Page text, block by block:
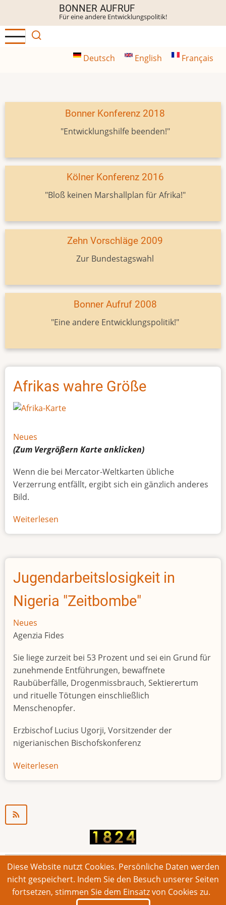
Inhalt
BONNER AUFRUF
Für eine andere Entwicklungspolitik!
Deutsch English Français
Bonner Konferenz 2018
"Entwicklungshilfe beenden!"
Kölner Konferenz 2016
"Bloß keinen Marshallplan für Afrika!"
Zehn Vorschläge 2009
Zur Bundestagswahl
Bonner Aufruf 2008
"Eine andere Entwicklungspolitik!"
Afrikas wahre Größe
Neues
(Zum Vergrößern Karteanklicken)
Wenn die bei Mercator-Weltkarten übliche
Verzerrung entfällt, ergibt sich ein gänzlich anderes
Bild.
Weiterlesen
Afrikas
Größe
Jugendarbeitslosigkeit in
Nigeria "Zeitbombe"
Neues
Agenzia Fides
Sie liege zurzeit bei 53 Prozent und sei ein Grund für
zunehmende Entführungen, bewaffnete
Raubüberfälle, Drogenmissbrauch, Sektierertum
und rituelle Tötungen einschließlich
Menschenopfer.
Erzbischof Lucius Ugorji, Vorsitzender der
nigerianischen Bischofskonferenz
Weiterlesen
Jugendarbeitslosigkeit
© 2026 Bonner Aufruf. Alle Rechte vorbehalten.
Footer
Impressum Kontakt Intern
Diese Website nutzt Cookies. Persönliche Daten werden
nicht gespeichert. Indem Sie den Besuch unserer Seiten
fortsetzen, stimmen Sie dem Einsatz von Cookies zu.